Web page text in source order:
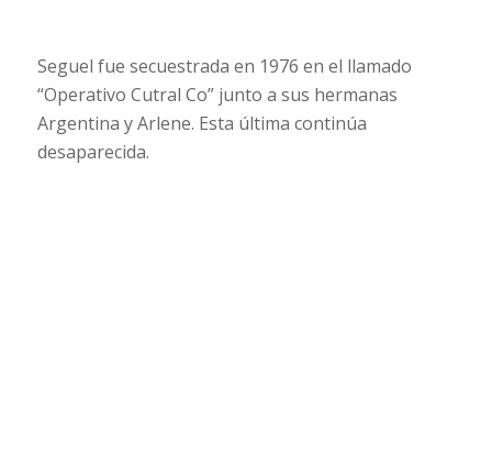
Seguel fue secuestrada en 1976 en el llamado
“Operativo Cutral Co” junto a sus hermanas
Argentina y Arlene. Esta última continúa
desaparecida.